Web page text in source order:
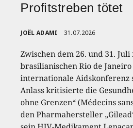
Profitstreben tötet
JOËL ADAMI 31.07.2026
Zwischen dem 26. und 31.
brasilianischen Rio de Janeiro
internationale Aidskonferenz
Anlass kritisierte die
ohne Grenzen“ (Médecins
den Pharmahersteller